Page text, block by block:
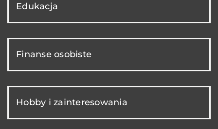
Edukacja
Finanse osobiste
Hobby i zainteresowania